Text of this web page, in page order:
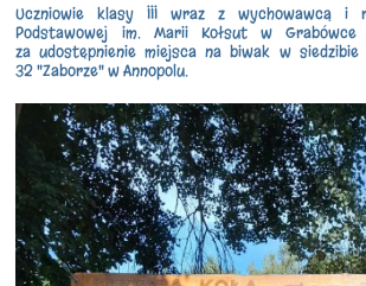
Uczniowie klasy III wraz z wychowawcą i
Podstawowej im. Marii Kołsut w Grabówce
za udostępnienie miejsca na biwak w siedzibie
32 "Zaborze" w Annopolu.